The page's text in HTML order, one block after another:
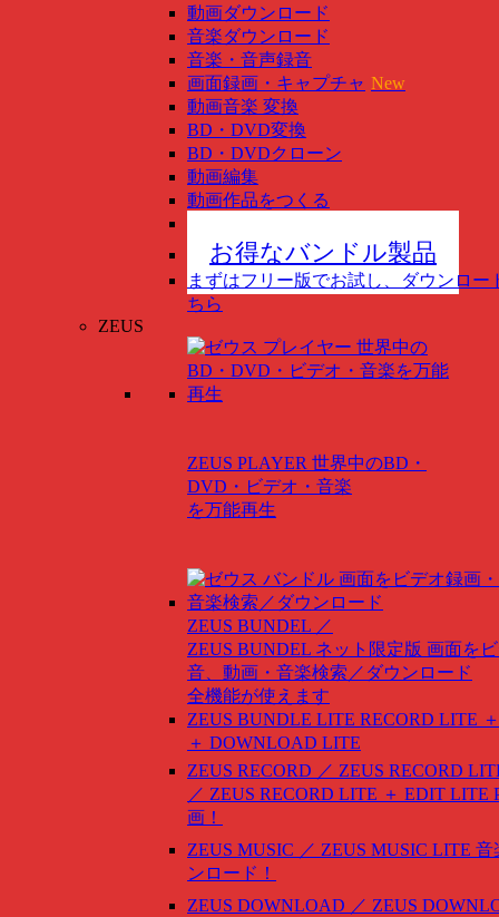
動画ダウンロード
音楽ダウンロード
音楽・音声録音
画面録画・キャプチャ New
動画音楽 変換
BD・DVD変換
BD・DVDクローン
動画編集
動画作品をつくる
お得なバンドル製品
まずはフリー版でお試し、ダウンロー
ちら
ZEUS
ZEUS PLAYER 世界中のBD・
DVD・ビデオ・音楽
を万能再生
ZEUS BUNDEL ／
ZEUS BUNDEL ネット限定版 画面を
音、動画・音楽検索／ダウンロード
全機能が使えます
ZEUS BUNDLE LITE RECORD LITE
＋ DOWNLOAD LITE
ZEUS RECORD ／ ZEUS RECORD
／ ZEUS RECORD LITE ＋ EDIT LITE
画！
ZEUS MUSIC ／ ZEUS MUSIC LITE 音
ンロード！
ZEUS DOWNLOAD ／ ZEUS